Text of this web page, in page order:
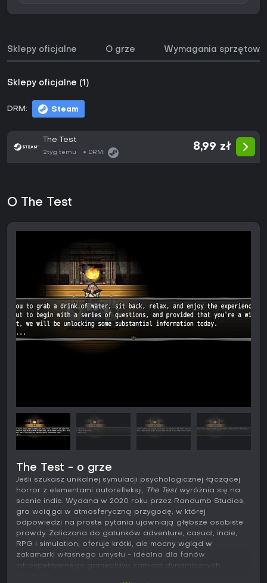
Sklepy oficjalne O grze Wymagania sprzętowe
Sklepy oficjalne (1)
DRM: Steam
The Test
2tyg temu DRM:
8,99 zł
O The Test
The Test - o grze
Jeśli szukasz unikalnej symulacji psychologicznej łączącej
horror z elementami autorefleksji,
The Testwyróżnia się na
scenie indie. Wydana w 2020 roku przez Randumb Studios,
gra wciąga w atmosferyczną przygodę, w której
odpowiedzi na proste pytania ujawniają głębsze osobiste
prawdy. Zaliczana do gatunków adventure, casual, indie,
RPG i simulation, oferuje krótki, ale mocny wgląd w
zakamarki własnego umysłu - idealna dla fanów
introspektywnego gameplayu zamiast dynamicznych